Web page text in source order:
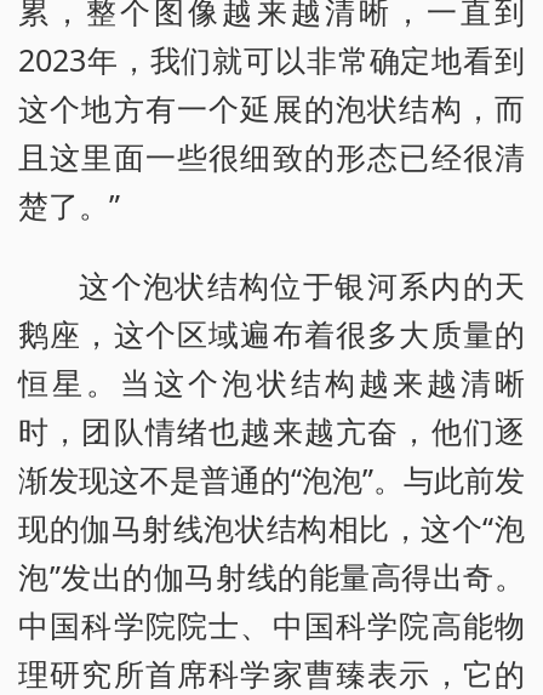
累，整个图像越来越清晰，一直到
2023年，我们就可以非常确定地看到
这个地方有一个延展的泡状结构，而
且这里面一些很细致的形态已经很清
楚了。”
这个泡状结构位于银河系内的天
鹅座，这个区域遍布着很多大质量的
恒星。当这个泡状结构越来越清晰
时，团队情绪也越来越亢奋，他们逐
渐发现这不是普通的“泡泡”。与此前发
现的伽马射线泡状结构相比，这个“泡
泡”发出的伽马射线的能量高得出奇。
中国科学院院士、中国科学院高能物
理研究所首席科学家曹臻表示，它的